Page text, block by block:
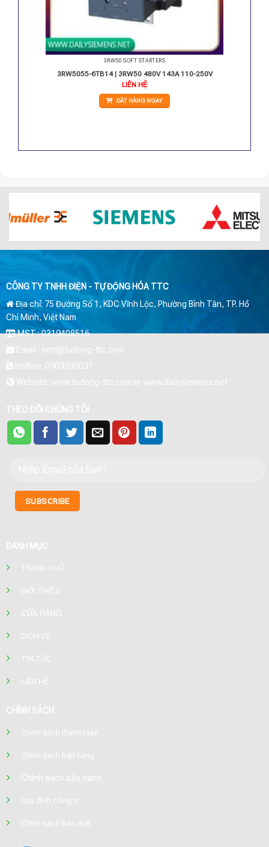
3RW50 SOFT STARTERS
3RW5055-6TB14 | 3RW50 480V 143A 110-250V
LIÊN HỆ
ĐẶT HÀNG NGAY
CÔNG TY TNHH ĐIỆN - TỰ ĐỘNG HÓA TTC
Địa chỉ: 75 Đường Số 1, KDC Vĩnh Lộc, Phường Bình Tân, TP. Hồ
Chí Minh, Việt Nam
MST : 0319408516
Email : son@tudong-ttc.com
Hotline: 0909393031
Website: www.tudong-ttc.com or www.dailysiemens.net
THEO DÕI CHÚNG TÔI
DANH MỤC
TRANG CHỦ
GIỚI THIỆU
CỬA HÀNG
DỊCH VỤ
TIN TỨC
LIÊN HỆ
CHÍNH SÁCH
Chính sách thanh toán
Chính sách bán hàng
Chính sách bảo hành
Quy định công ty
Chính sách bảo mật